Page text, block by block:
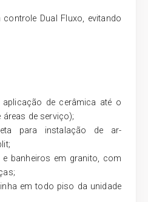
Dual Fluxo, evitando
de cerâmica até o
de serviço);
para instalação de ar-
banheiros em granito, com
em todo piso da unidade